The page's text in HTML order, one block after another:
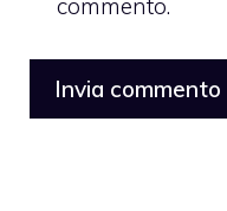
commento.